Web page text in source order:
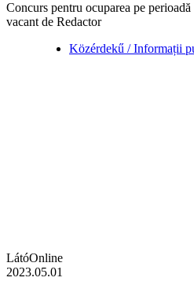
Concurs pentru ocuparea pe
vacant de Redactor
Közérdekű / Informații
LátóOnline
2023.05.01